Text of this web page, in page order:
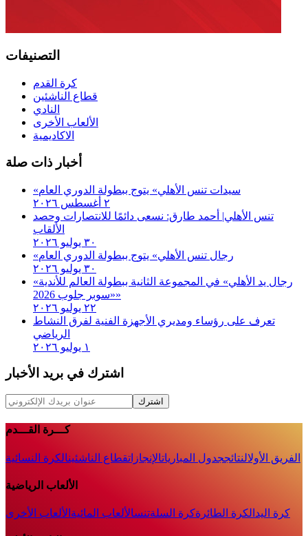
التصنيفات
كرة القدم
قطاع الناشئين
النادي
الألعاب الأخرى
الاكاديمية
أخبار ذات صلة
«سيدات تنس الأهلي» يتوج ببطولة الدوري العام
٢ أغسطس ٢٠٢٦
تنس الأهلي| أحمد طارق: نسعى دائمًا للانتصارات وحصد
الألقاب
٣٠ يوليو ٢٠٢٦
«رجال تنس الأهلي» يتوج ببطولة الدوري العام
٣٠ يوليو ٢٠٢٦
«رجال يد الأهلي» في المجموعة الثانية ببطولة العالم للأندية
«سوبر جلوب 2026»
٢٢ يوليو ٢٠٢٦
تعرف على رؤساء ومديري الأجهزة الفنية لفرق النشاط
الرياضي
١ يوليو ٢٠٢٦
اشترك في بريد الأخبار
اشترك
كـــرة القـــدم
الفريق الأولالنتائججدول المبارياتالإنجازاتقطاع الناشئينالكرة النسائية
الألعاب الرياضية
كرة اليد الكرة الطائرةكرة السلةتنسالألعاب المائية الألعاب الأخرى